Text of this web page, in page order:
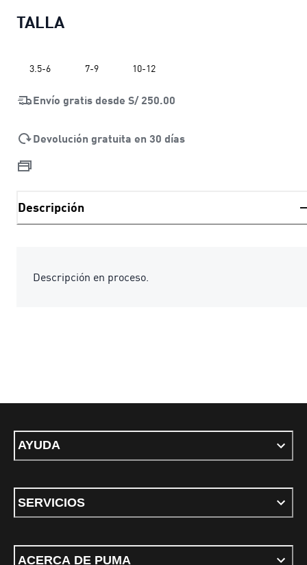
TALLA
3.5-6 7-9 10-12
Envío gratis desde S/ 250.00
Devolución gratuita en 30 días
Descripción
Descripción en proceso.
AYUDA
SERVICIOS
ACERCA DE PUMA